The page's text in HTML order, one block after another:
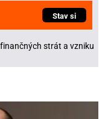
Stav si
strát a vzniku